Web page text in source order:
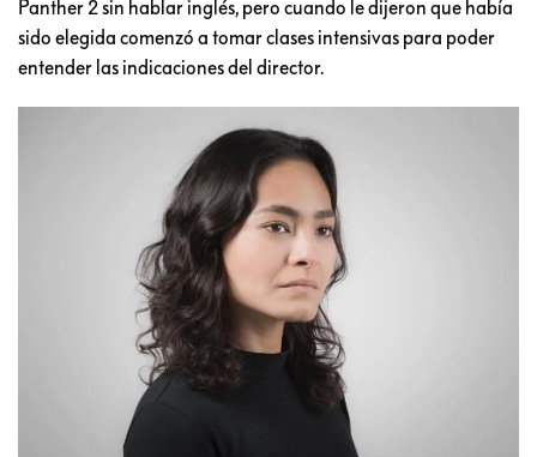
Panther 2 sin hablar inglés, pero cuando le dijeron que había
sido elegida comenzó a tomar clases intensivas para poder
entender las indicaciones del director.